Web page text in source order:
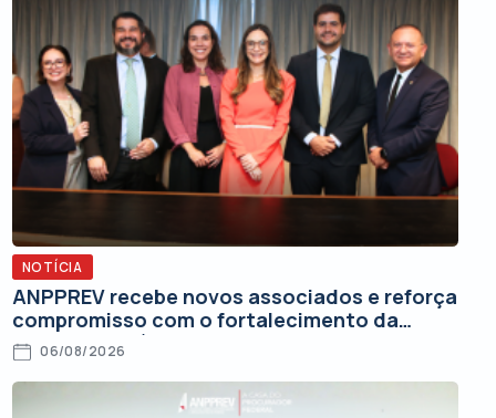
NOTÍCIA
ANPPREV recebe novos associados e reforça
compromisso com o fortalecimento da
Advocacia Pública Federal
06/08/2026